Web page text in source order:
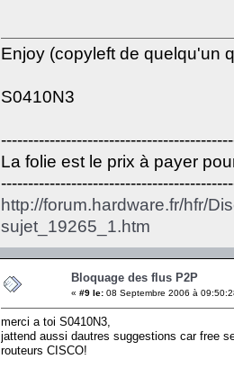
Enjoy (copyleft de quelqu'un
S0410N3
La folie est le prix à payer
http://forum.hardware.fr/hfr/
sujet_19265_1.htm
Bloquage des flus P2P
« #9 le: 08 Septembre 2006 à
merci a toi S0410N3,
jattend aussi dautres suggestions car free
routeurs CISCO!